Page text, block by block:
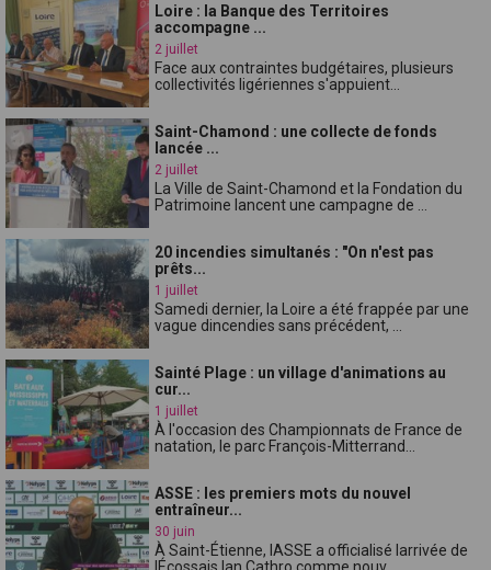
Loire : la Banque des Territoires
accompagne ...
2 juillet
Face aux contraintes budgétaires, plusieurs
collectivités ligériennes s'appuient...
Saint-Chamond : une collecte de fonds
lancée ...
2 juillet
La Ville de Saint-Chamond et la Fondation du
Patrimoine lancent une campagne de ...
20 incendies simultanés : "On n'est pas
prêts...
1 juillet
Samedi dernier, la Loire a été frappée par une
vague dincendies sans précédent, ...
Sainté Plage : un village d'animations au
cur...
1 juillet
À l'occasion des Championnats de France de
natation, le parc François-Mitterrand...
ASSE : les premiers mots du nouvel
entraîneur...
30 juin
À Saint-Étienne, lASSE a officialisé larrivée de
lÉcossais Ian Cathro comme nouv...